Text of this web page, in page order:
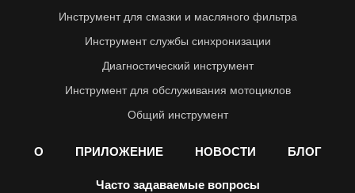
Инструмент для смазки и масляного фильтра
Инструмент службы синхронизации
Диагностический инструмент
Инструмент для обслуживания мотоциклов
Общий инструмент
О ПРИЛОЖЕНИЕ НОВОСТИ БЛОГ
Часто задаваемые вопросы